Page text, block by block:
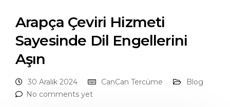
Arapça Çeviri Hizmeti
Sayesinde Dil Engellerini
Aşın
30 Aralık 2024 CanCan Tercüme
Blog
No comments yet